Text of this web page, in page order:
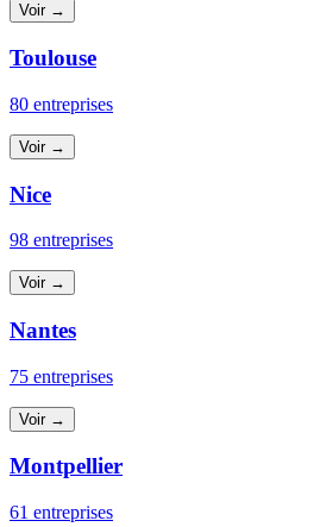
Voir →
Toulouse
80 entreprises
Voir →
Nice
98 entreprises
Voir →
Nantes
75 entreprises
Voir →
Montpellier
61 entreprises